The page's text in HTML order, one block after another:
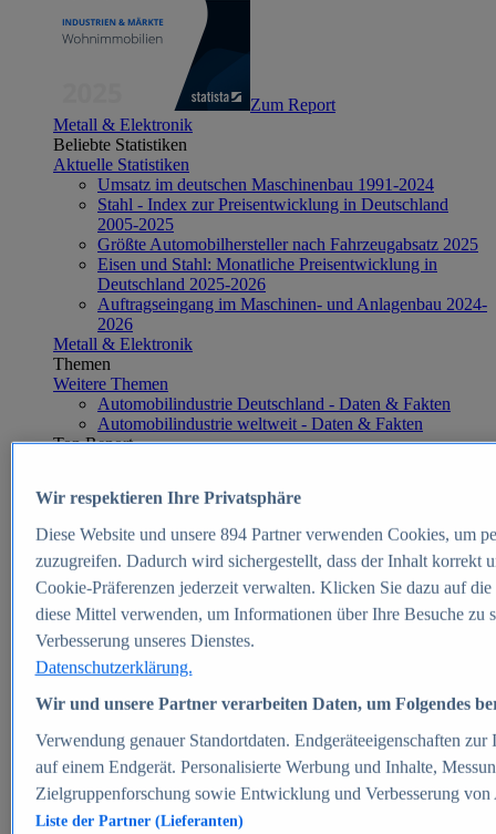
Zum Report
Metall & Elektronik
Beliebte Statistiken
Aktuelle Statistiken
Umsatz im deutschen Maschinenbau 1991-2024
Stahl - Index zur Preisentwicklung in Deutschland
2005-2025
Größte Automobilhersteller nach Fahrzeugabsatz 2025
Eisen und Stahl: Monatliche Preisentwicklung in
Deutschland 2025-2026
Auftragseingang im Maschinen- und Anlagenbau 2024-
2026
Metall & Elektronik
Themen
Weitere Themen
Automobilindustrie Deutschland - Daten & Fakten
Automobilindustrie weltweit - Daten & Fakten
Top Report
Zum Report
E-commerce
Beliebte Statistiken
Aktuelle Statistiken
E-Commerce - Entwicklung des Umsatzes in
Deutschland 1999-2025
Umsatz von Amazon in Deutschland und weltweit
2010-2025
B2C-E-Commerce: Top-50 Online Shops in
Deutschland 2024
Marktanteile von Online-Zahlungsverfahren in
Deutschland 2024
Umsatzstarke Warengruppen im Online-Handel in
Deutschland 2023-2025
Wir respektieren Ihre Privatsphäre
Diese Website und unsere 894Partner verwenden Cookies, um
zuzugreifen. Dadurch wird sichergestellt, dass der Inhalt korrekt
Cookie-Präferenzen jederzeit verwalten. Klicken Sie dazu auf
diese Mittel verwenden, um Informationen über Ihre Besuche
Verbesserung unseres Dienstes.
Datenschutzerklärung.
Wir und unsere Partner verarbeiten Daten, um Folgendes
Verwendung genauer Standortdaten. Endgeräteeigenschaften
auf einem Endgerät. Personalisierte Werbung und Inhalte,
Zielgruppenforschung sowie Entwicklung und Verbesserung von
Liste der Partner (Lieferanten)